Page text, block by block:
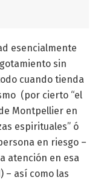
esencialmente
sin
cuando tienda
(por cierto “el
Montpellier en
espirituales” ó
en riesgo –
atención en esa
– así como las